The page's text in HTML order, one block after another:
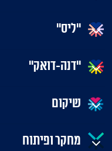
"ליס"
"דנה-דואק"
שיקום
מחקר ופיתוח